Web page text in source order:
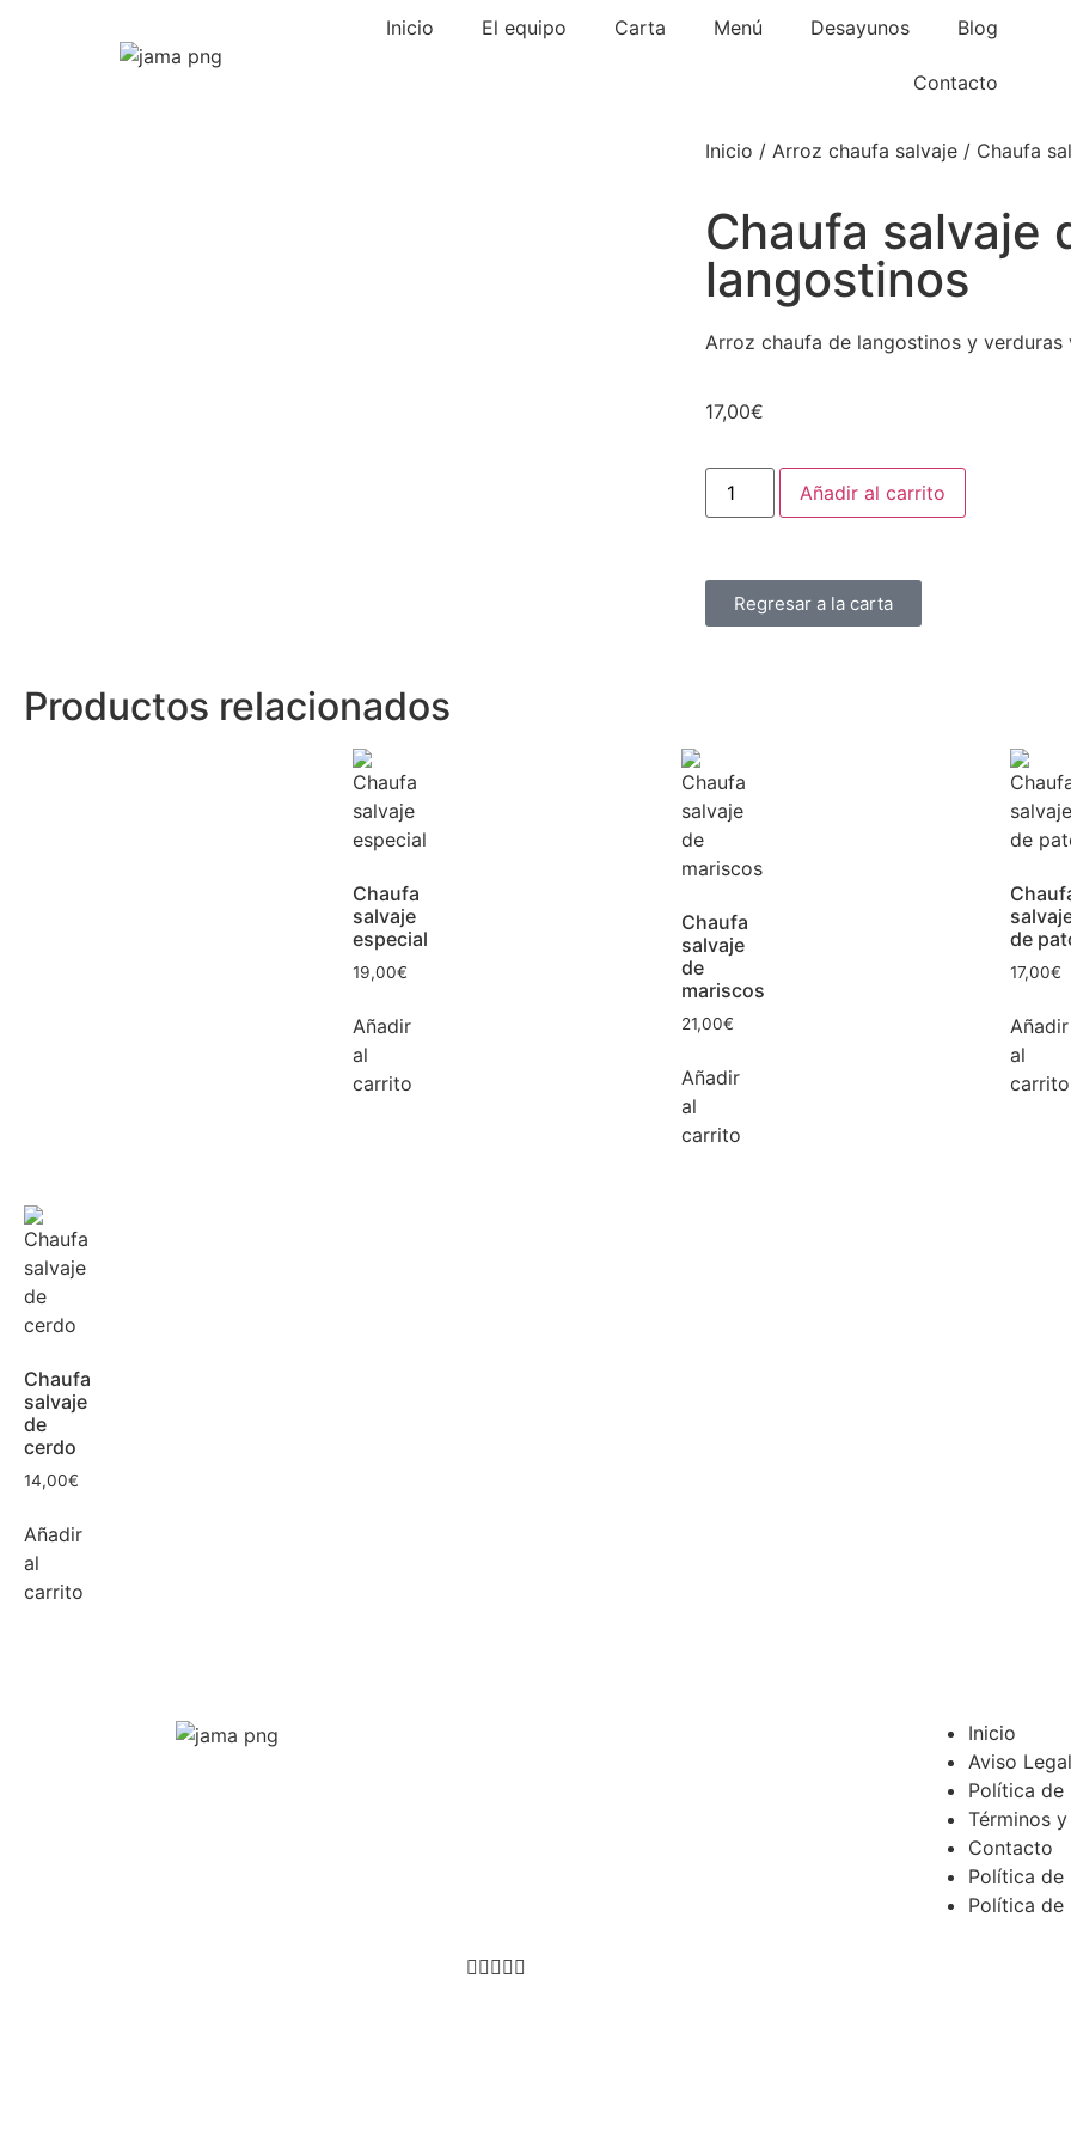
Inicio El equipo Carta Menú Desayunos Blog
Contacto
Inicio / Arroz chaufa salvaje / Chaufa
Chaufa salvaje
langostinos
Arroz chaufa de langostinos y verduras
17,00€
Añadir al carrito
Regresar a la carta
Productos relacionados
Chaufa
salvaje
especial
19,00€
Añadir
al
carrito
Chaufa
salvaje
de
mariscos
21,00€
Añadir
al
carrito
de
17,00€
Añadir
al
carrito
Chaufa
salvaje
de
cerdo
14,00€
Añadir
al
carrito

Inicio
Aviso Legal
Política de
Términos
Contacto
Política de
Política de